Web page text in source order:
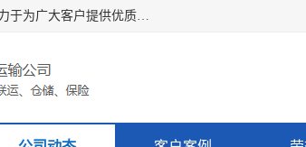
安徽信多多吊装搬运有限公司，主营吊装搬运,工厂搬迁，叉车出租，公司地址位于安徽合肥瑶海，致力于为广大客户提供优质的产品/服务，如果您对我公司的产品服务感兴趣，请联系[安徽信多多吊装搬运有限公司]，期待您的来电。